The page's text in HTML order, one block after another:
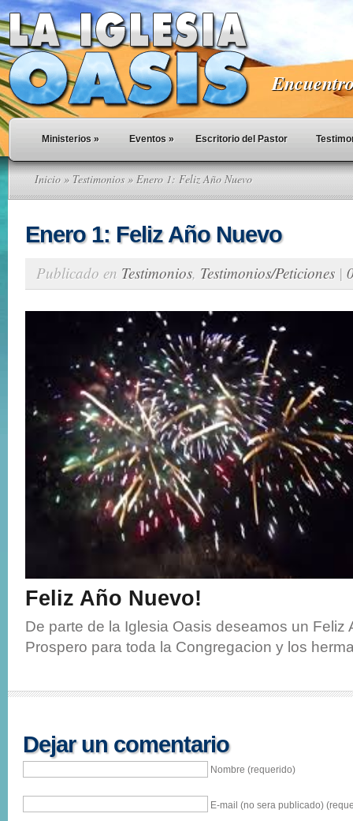
Ministerios » Eventos » Escritorio del Pastor
Inicio » Testimonios» Enero 1: Feliz Año Nuevo
Enero 1: Feliz Año Nuevo
Publicado en Testimonios, Testimonios/Peticiones |
Feliz Año Nuevo!
De parte de la Iglesia Oasis deseamos un Feliz
Prospero para toda la Congregacion y los
Dejar un comentario
Nombre (requerido)
E-mail (no sera publicado)